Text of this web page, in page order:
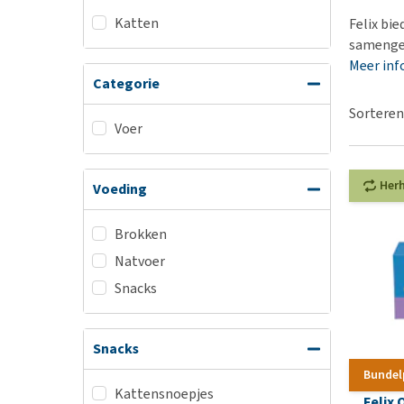
Biologisch
Vegan
Snacks
Puppy apotheek
Vuurwerkangst
Bekijk alles
Katten
Categorie
Voer
Voeding
Brokken
Natvoer
Snacks
Snacks
Kattensnoepjes
Felix
Meer